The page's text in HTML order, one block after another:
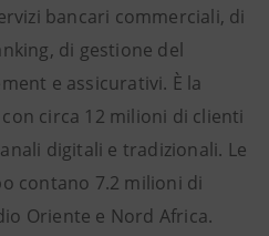
bancari commerciali, di
di gestione del
e assicurativi. È la
circa 12 milioni di clienti
digitali e tradizionali. Le
contano 7.2 milioni di
Oriente e Nord Africa.